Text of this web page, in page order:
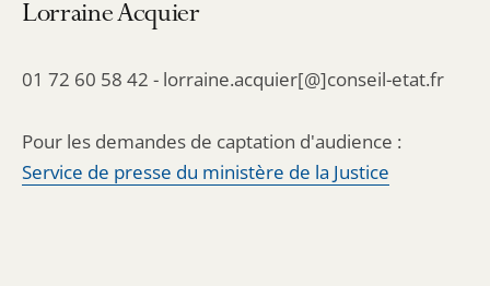
Lorraine Acquier
01 72 60 58 42 - lorraine.acquier[@]conseil-etat.fr
Pour les demandes de captation d'audience :
Service de presse du ministère de la Justice